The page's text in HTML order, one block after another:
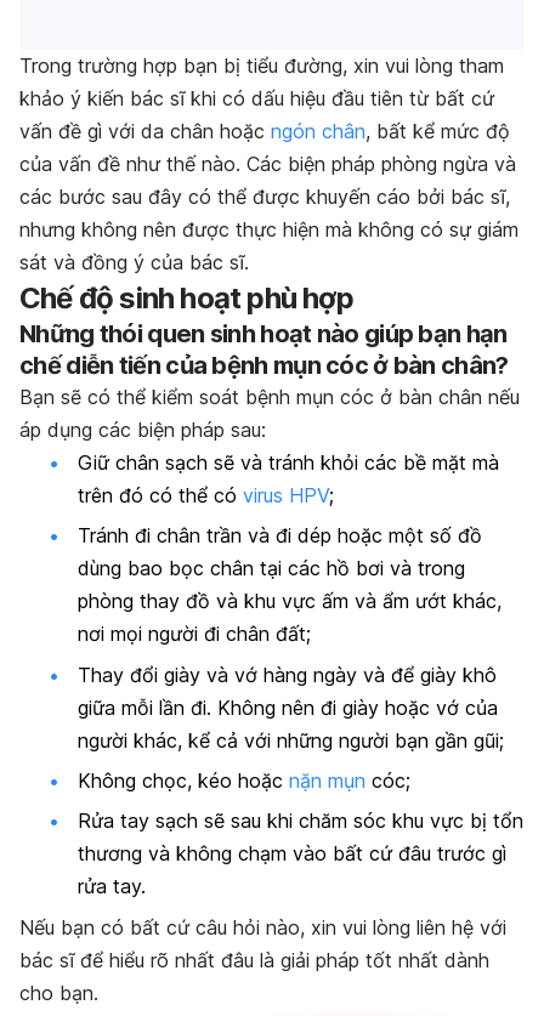
Trong trường hợp bạn bị tiểu đường, xin vui lòng tham
khảo ý kiến bác sĩ khi có dấu hiệu đầu tiên từ bất cứ
vấn đề gì với da chân hoặc ngón chân, bất kể mức độ
của vấn đề như thế nào. Các biện pháp phòng ngừa và
các bước sau đây có thể được khuyến cáo bởi bác sĩ,
nhưng không nên được thực hiện mà không có sự giám
sát và đồng ý của bác sĩ.
Chế độ sinh hoạt phù hợp
Những thói quen sinh hoạt nào giúp bạn hạn
chế diễn tiến của bệnh mụn cóc ở bàn chân?
Bạn sẽ có thể kiểm soát bệnh mụn cóc ở bàn chân nếu
áp dụng các biện pháp sau:
Giữ chân sạch sẽ và tránh khỏi các bề mặt mà
trên đó có thể có virus HPV;
Tránh đi chân trần và đi dép hoặc một số đồ
dùng bao bọc chân tại các hồ bơi và trong
phòng thay đồ và khu vực ấm và ẩm ướt khác,
nơi mọi người đi chân đất;
Thay đổi giày và vớ hàng ngày và để giày khô
giữa mỗi lần đi. Không nên đi giày hoặc vớ của
người khác, kể cả với những người bạn gần gũi;
Không chọc, kéo hoặc nặn mụn cóc;
Rửa tay sạch sẽ sau khi chăm sóc khu vực bị tổn
thương và không chạm vào bất cứ đâu trước gì
rửa tay.
Nếu bạn có bất cứ câu hỏi nào, xin vui lòng liên hệ với
bác sĩ để hiểu rõ nhất đâu là giải pháp tốt nhất dành
cho bạn.